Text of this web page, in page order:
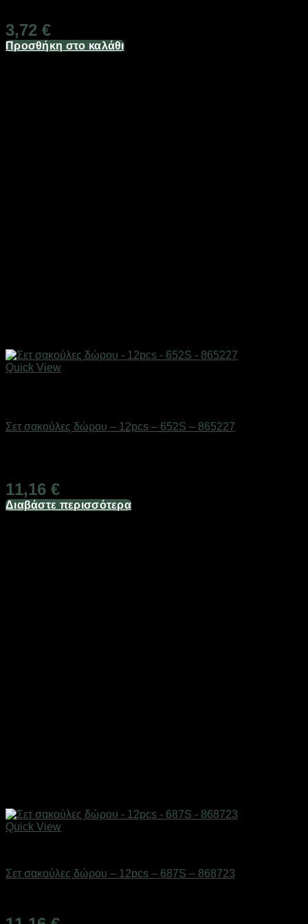
3,72 €
Προσθήκη στο καλάθι
Quick View
Σετ σακούλες δώρου – 12pcs – 652S – 865227
11,16 €
Διαβάστε περισσότερα
Quick View
Σετ σακούλες δώρου – 12pcs – 687S – 868723